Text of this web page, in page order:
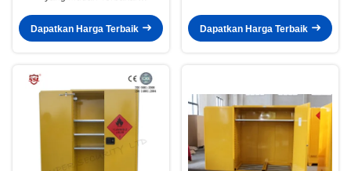
Tahan Api
Dapatkan Harga Terbaik Dapatkan Harga Terbaik